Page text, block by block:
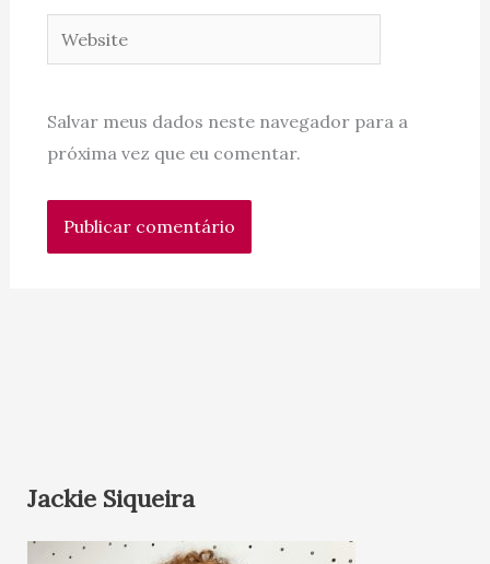
Website
Salvar meus dados neste navegador para a
próxima vez que eu comentar.
Jackie Siqueira